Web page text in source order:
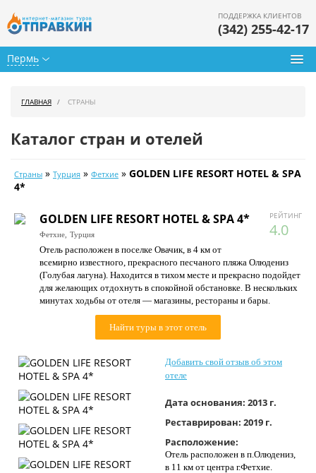
Пермь
ПОДДЕРЖКА КЛИЕНТОВ
(342) 255-42-17
Календарь туров
Цены дня
Страны
Как купить
О нас
ГЛАВНАЯ СТРАНЫ
Каталог стран и отелей
Страны » Турция » Фетхие » GOLDEN LIFE RESORT HOTEL & SPA
4*
РЕЙТИНГ
4.0
GOLDEN LIFE RESORT HOTEL & SPA 4*
Фетхие, Турция
Отель расположен в поселке Овачик, в 4 км от
всемирно известного, прекрасного песчаного пляжа Олюдениз
(Голубая лагуна). Находится в тихом месте и прекрасно подойдет
для желающих отдохнуть в спокойной обстановке. В нескольких
минутах ходьбы от отеля — магазины, рестораны и бары.
Найти туры в этот отель
Добавить свой отзыв об этом
отеле
Дата основания: 2013 г.
Реставрирован: 2019 г.
Расположение:
Отель расположен в п.Олюдениз,
в 11 км от центра г.Фетхие.